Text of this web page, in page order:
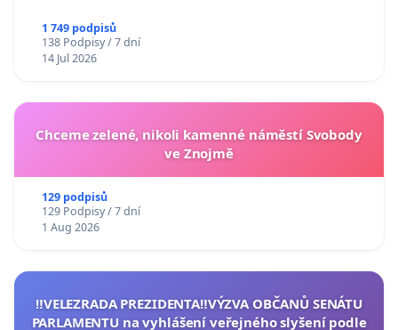
1 749 podpisů
138 Podpisy / 7 dní
14 Jul 2026
Chceme zelené, nikoli kamenné náměstí Svobody
ve Znojmě
129 podpisů
129 Podpisy / 7 dní
1 Aug 2026
‼️VELEZRADA PREZIDENTA‼️VÝZVA OBČANŮ SENÁTU
PARLAMENTU na vyhlášení veřejného slyšení podle